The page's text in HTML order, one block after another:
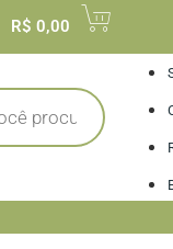
R$ 0,00